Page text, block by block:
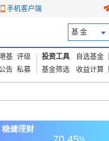
手机客户端
基 金
基 评级
告 私募
投资工具 自选基金
基金筛选
收益计算